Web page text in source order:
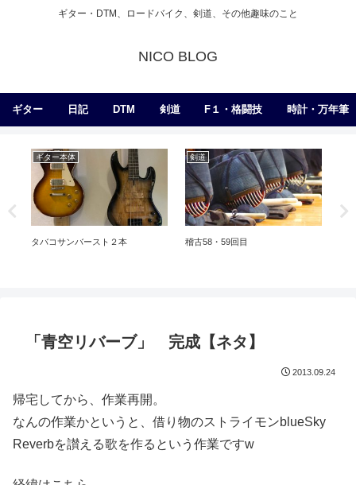
ギター・DTM、ロードバイク、剣道、その他趣味のこと
NICO BLOG
ギター 日記 DTM 剣道 F１・格闘技 時計・万年筆
ギター本体
タバコサンバースト２本
剣道
稽古58・59回目
「青空リバーブ」 完成【ネタ】
2013.09.24
帰宅してから、作業再開。
なんの作業かというと、借り物のストライモンblueSky
Reverbを讃える歌を作るという作業ですw